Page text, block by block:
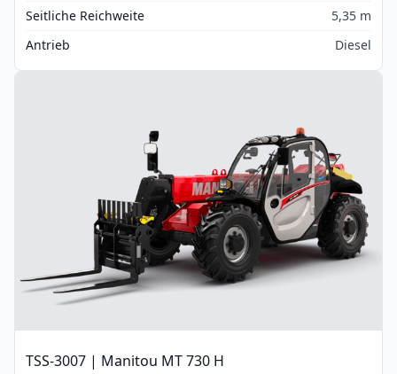
Seitliche Reichweite
5,35 m
Antrieb
Diesel
TSS-3007 | Manitou MT 730 H